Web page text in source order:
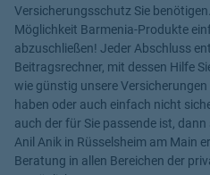
Versicherungsschutz Sie
Möglichkeit Barmenia-Produkte
abzuschließen! Jeder Abschluss
Beitragsrechner, mit dessen Hilfe
wie günstig unsere
haben oder auch einfach nicht
auch der für Sie passende ist,
Anil Anik in Rüsselsheim am Main
Beratung in allen Bereichen der